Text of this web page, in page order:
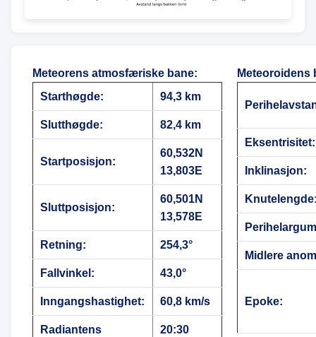
Meteorens atmosfæriske bane:
Starthøgde:
94,3 km
Slutthøgde: 82,4 km
Startposisjon:
60,532N
13,803E
Sluttposisjon:
60,501N
13,578E
Retning: 254,3°
Fallvinkel: 43,0°
Inngangshastighet: 60,8 km/s
Radiantens
20:30
Meteoroidens
Eksentrisitet:
Inklinasjon:
Midlere
Epoke: